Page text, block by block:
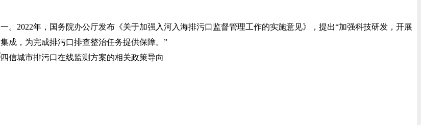
2022年，国务院办公厅发布《关于加强入河入海排污口监督管理工作的实施意见》，提出“加强科技研发，开展
成，为完成排污口排查整治任务提供保障。”